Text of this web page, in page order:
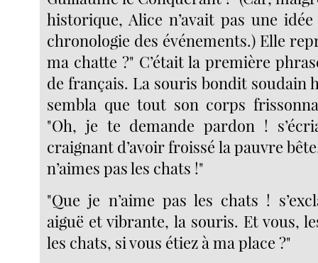
historique, Alice n’avait pas une
chronologie des événements.) Elle
ma chatte ?" C’était la première
de français. La souris bondit soudain
sembla que tout son corps
"Oh, je te demande pardon !
craignant d’avoir froissé la pauvre
n’aimes pas les chats !"
"Que je n’aime pas les chats !
aiguë et vibrante, la souris. Et vous,
les chats, si vous étiez à ma place ?"